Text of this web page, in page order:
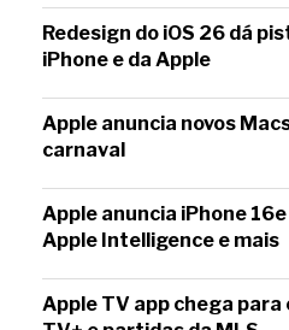
Redesign do iOS 26 dá
iPhone e da Apple
Apple anuncia novos
carnaval
Apple anuncia iPhone
Apple Intelligence e mais
Apple TV app chega